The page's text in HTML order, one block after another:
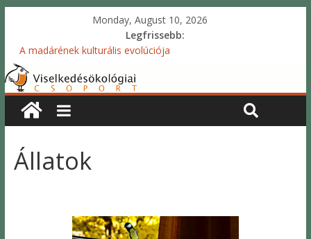
Monday, August 10, 2026
Legfrissebb:
A madárének kulturális evolúciója
Kérdőíves vizsgálat – a gyermekek ivararánya és utódszáma
Akusztikus tükrök projekt
Tollszínezeti jelzések: dinamikus és statikus mechanizmusok
Ivararány projekt
Állatok